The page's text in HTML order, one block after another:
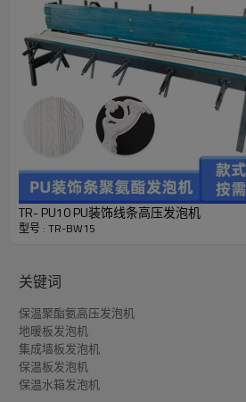
TR- PU10 PU装饰线条高压发泡机
型号 : TR-BW15
关键词
保温聚酯氨高压发泡机
地暖板发泡机
集成墙板发泡机
保温板发泡机
保温水箱发泡机